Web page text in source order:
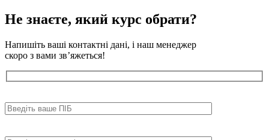
Не знаєте, який курс обрати?
Напишіть ваші контактні дані, і наш менеджер
скоро з вами зв’яжеться!